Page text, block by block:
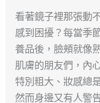
看著鏡子裡那張動
感到困擾？每當季
養品後，臉頰就像
肌膚的朋友們，內
特別粗大、妝感總
然而身邊又有人警